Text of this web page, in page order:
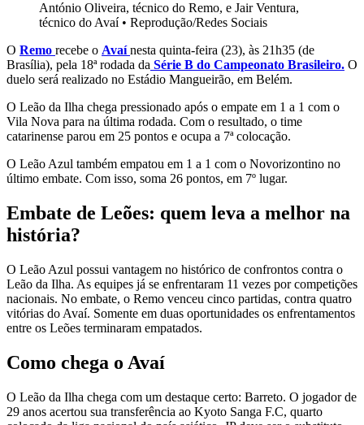
António Oliveira, técnico do Remo, e Jair Ventura,
técnico do Avaí• Reprodução/Redes Sociais
O Remo recebe o Avaí nesta quinta-feira (23), às 21h35 (de
Brasília), pela 18ª rodada da Série B do Campeonato Brasileiro. O
duelo será realizado no Estádio Mangueirão, em Belém.
O Leão da Ilha chega pressionado após o empate em 1 a 1 com o
Vila Nova para na última rodada. Com o resultado, o time
catarinense parou em 25 pontos e ocupa a 7ª colocação.
O Leão Azul também empatou em 1 a 1 com o Novorizontino no
último embate. Com isso, soma 26 pontos, em 7º lugar.
Embate de Leões: quem leva a melhor na
história?
O Leão Azul possui vantagem no histórico de confrontos contra o
Leão da Ilha. As equipes já se enfrentaram 11 vezes por competições
nacionais. No embate, o Remo venceu cinco partidas, contra quatro
vitórias do Avaí. Somente em duas oportunidades os enfrentamentos
entre os Leões terminaram empatados.
Como chega o Avaí
O Leão da Ilha chega com um destaque certo: Barreto. O jogador de
29 anos acertou sua transferência ao Kyoto Sanga F.C, quarto